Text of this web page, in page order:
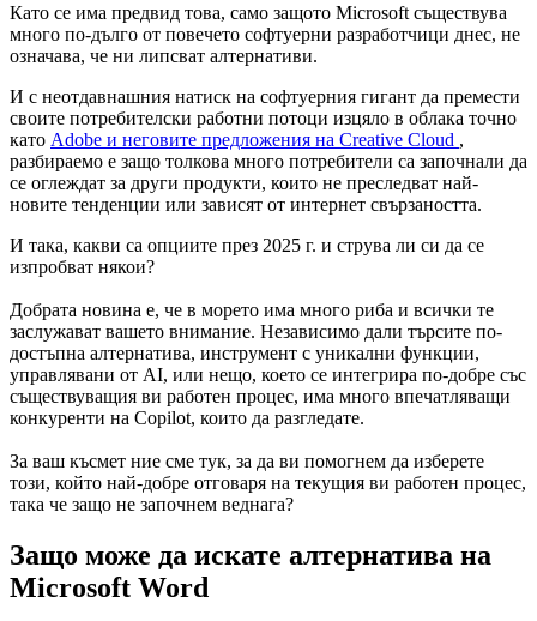
Като се има предвид това, само защото Microsoft съществува
много по-дълго от повечето софтуерни разработчици днес, не
означава, че ни липсват алтернативи.
И с неотдавнашния натиск на софтуерния гигант да премести
своите потребителски работни потоци изцяло в облака точно
като Adobe и неговите предложения на Creative Cloud ,
разбираемо е защо толкова много потребители са започнали да
се оглеждат за други продукти, които не преследват най-
новите тенденции или зависят от интернет свързаността.
И така, какви са опциите през 2025 г. и струва ли си да се
изпробват някои?
Добрата новина е, че в морето има много риба и всички те
заслужават вашето внимание. Независимо дали търсите по-
достъпна алтернатива, инструмент с уникални функции,
управлявани от AI, или нещо, което се интегрира по-добре със
съществуващия ви работен процес, има много впечатляващи
конкуренти на Copilot, които да разгледате.
За ваш късмет ние сме тук, за да ви помогнем да изберете
този, който най-добре отговаря на текущия ви работен процес,
така че защо не започнем веднага?
Защо може да искате алтернатива на
Microsoft Word